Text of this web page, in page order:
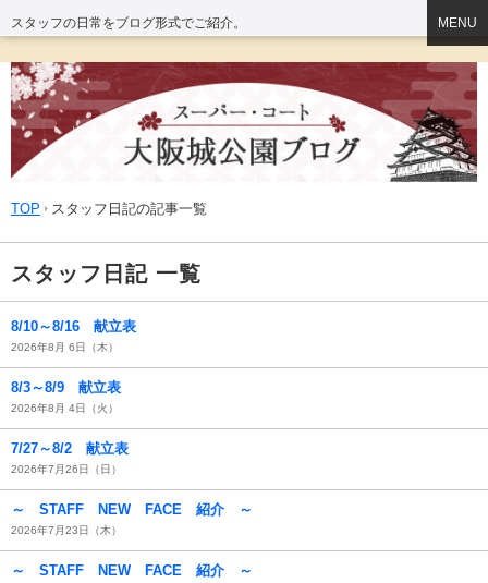
スタッフの日常をブログ形式でご紹介。 MENU
TOP スタッフ日記の記事一覧
スタッフ日記 一覧
8/10～8/16 献立表
2026年8月 6日（木）
8/3～8/9 献立表
2026年8月 4日（火）
7/27～8/2 献立表
2026年7月26日（日）
～ STAFF NEW FACE 紹介 ～
2026年7月23日（木）
～ STAFF NEW FACE 紹介 ～